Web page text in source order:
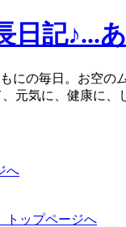
日記♪...
にの毎日。お空
元気に、健康に
へ
トップページへ